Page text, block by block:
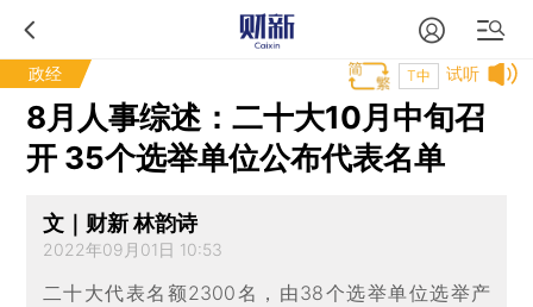
政经 试听
T中
8月人事综述：二十大10月中旬召
开 35个选举单位公布代表名单
文｜财新 林韵诗
2022年09月01日 10:53
二十大代表名额2300名，由38个选举单位选举产